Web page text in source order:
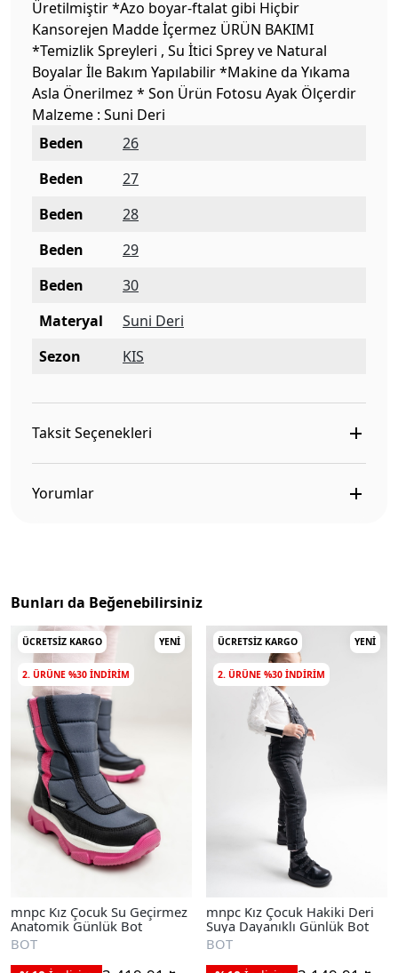
Üretilmiştir *Azo boyar-ftalat gibi Hiçbir
Kansorejen Madde İçermez ÜRÜN BAKIMI
*Temizlik Spreyleri , Su İtici Sprey ve Natural
Boyalar İle Bakım Yapılabilir *Makine da Yıkama
Asla Önerilmez * Son Ürün Fotosu Ayak Ölçerdir
Malzeme : Suni Deri
Beden
26
Beden
27
Beden
28
Beden
29
Beden
30
Materyal
Suni Deri
Sezon
KIS
Taksit Seçenekleri
Yorumlar
Bunları da Beğenebilirsiniz
ÜCRETSIZ KARGO YENI
2. ÜRÜNE %30 INDIRIM
mnpc Kız Çocuk Su Geçirmez
Anatomik Günlük Bot
BOT
ÜCRETSIZ KARGO YENI
2. ÜRÜNE %30 INDIRIM
mnpc Kız Çocuk Hakiki Deri
Suya Dayanıklı Günlük Bot
BOT